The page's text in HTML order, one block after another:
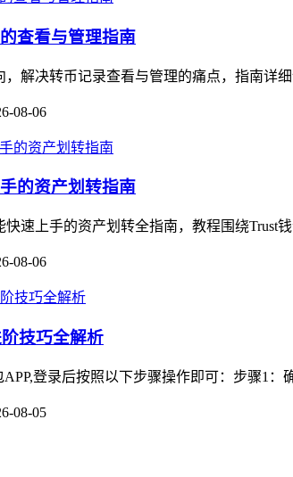
查看与管理指南
解决转币记录查看与管理的痛点，指南详
08-06
的资产划转指南
速上手的资产划转全指南，教程围绕
08-06
技巧全解析
登录后按照以下步骤操作即可：步骤1
08-05